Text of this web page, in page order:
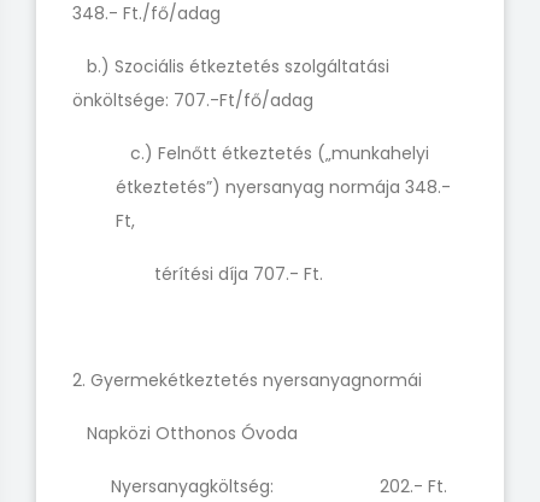
348.- Ft./fő/adag
b.) Szociális étkeztetés szolgáltatási
önköltsége: 707.-Ft/fő/adag
c.) Felnőtt étkeztetés („munkahelyi
étkeztetés”) nyersanyag normája 348.-
Ft,
térítési díja 707.- Ft.
2. Gyermekétkeztetés nyersanyagnormái
Napközi Otthonos Óvoda
Nyersanyagköltség: 202.- Ft.